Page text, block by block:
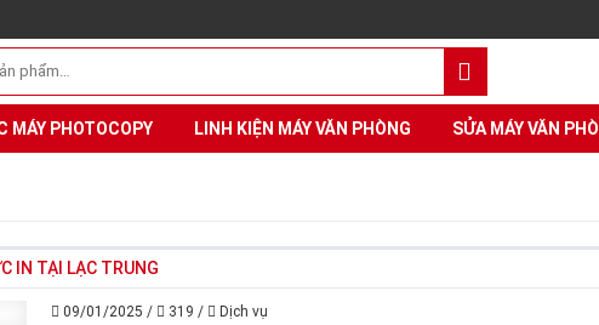
MÁY PHOTOCOPY LINH KIỆN MÁY VĂN PHÒNG SỬA MÁY VĂN
IN TẠI LẠC TRUNG
09/01/2025 / 319 / Dịch vụ